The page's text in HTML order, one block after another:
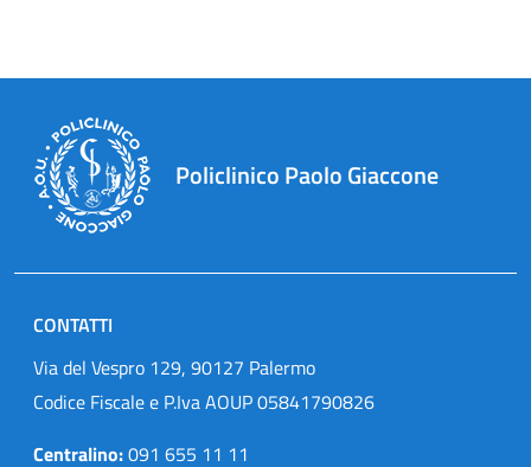
Policlinico Paolo Giaccone
CONTATTI
Via del Vespro 129, 90127 Palermo
Codice Fiscale e P.Iva AOUP 05841790826
Centralino:091 655 11 11